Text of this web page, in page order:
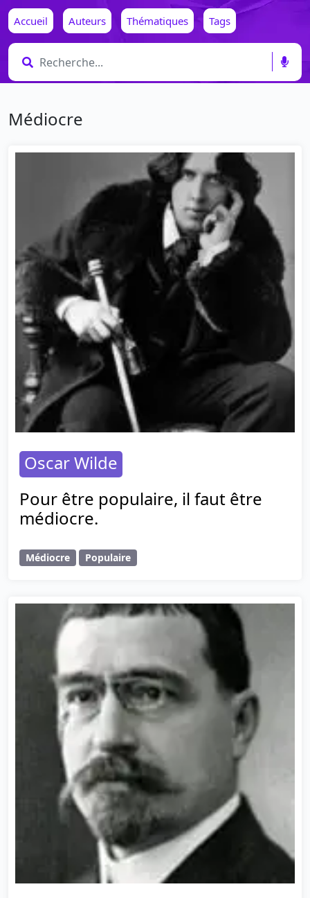
Accueil Auteurs Thématiques Tags
Médiocre
Oscar Wilde
Pour être populaire, il faut être
médiocre.
Médiocre Populaire